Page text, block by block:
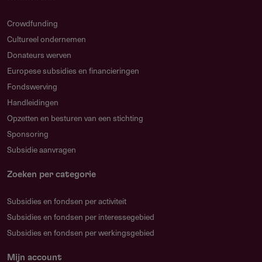
ouderengeneeskunde, met als resultaat een
gepromoveerde specialist ouderengeneeskunde
Onderbouwing welke prioriteit uit de Kennisagenda
Langdurige Ouderenzorg, Verenso
Wetenschapsagenda, ontwikkelgebieden LVHC
(cliëntgroepen met hoog complexe zorgvraag) of
Kennisagenda Palliatieve Zorg wordt beantwoord
Onderbouwing van actualiteit en relevantie in het licht
van beleidslijnen IZA (passende zorg) en programma
Inbedding in een Academische Werkplaats
Ouderenzorg, of motivering bij ontbrekende inbedding
Crowdfunding
Cultureel ondernemen
Donateurs werven
Europese subsidies en financieringen
Fondswerving
Handleidingen
Opzetten en besturen van een stichting
Sponsoring
Subsidie aanvragen
Zoeken per categorie
Subsidies en fondsen per activiteit
Subsidies en fondsen per interessegebied
Subsidies en fondsen per werkingsgebied
Mijn account